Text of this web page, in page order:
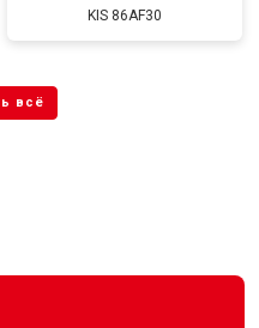
KIS 86AF30